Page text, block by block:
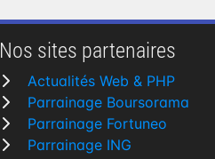
Nos sites partenaires
Actualités Web & PHP
Parrainage Boursorama
Parrainage Fortuneo
Parrainage ING